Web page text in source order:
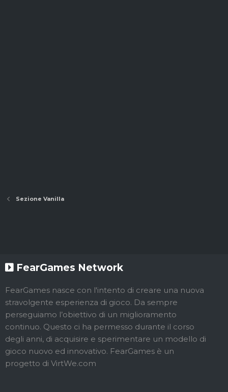
Sezione Vanilla
FearGames Network
FearGames nasce con l'intento di creare una nuova
stravolgente esperienza di gioco. Da sempre
perseguiamo l’obiettivo di un miglioramento
continuo. Questo ci ha permesso durante il corso
degli anni, di acquisire e sperimentare un modello di
gioco nuovo ed innovativo. FearGames è un
progetto di VirtWe.com